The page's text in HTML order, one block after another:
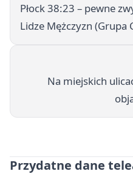
Płock 38:23 – pewne
Lidze Mężczyzn (Grupa
Na miejskich
Przydatne dane